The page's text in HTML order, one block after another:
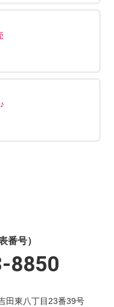
番号）
8850
田東八丁目23番39号